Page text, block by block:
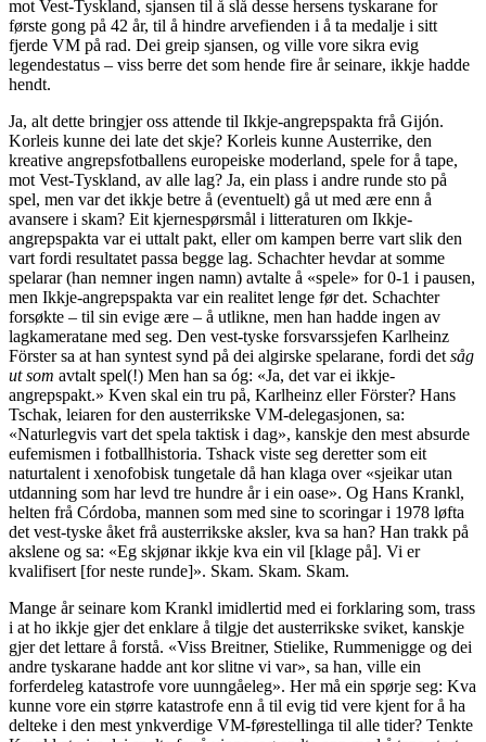
mot Vest-Tyskland, sjansen til å slå desse hersens tyskarane for
første gong på 42 år, til å hindre arvefienden i å ta medalje i sitt
fjerde VM på rad. Dei greip sjansen, og ville vore sikra evig
legendestatus – viss berre det som hende fire år seinare, ikkje hadde
hendt.
Ja, alt dette bringjer oss attende til Ikkje-angrepspakta frå Gijón.
Korleis kunne dei late det skje? Korleis kunne Austerrike, den
kreative angrepsfotballens europeiske moderland, spele for å tape,
mot Vest-Tyskland, av alle lag? Ja, ein plass i andre runde sto på
spel, men var det ikkje betre å (eventuelt) gå ut med ære enn å
avansere i skam? Eit kjernespørsmål i litteraturen om Ikkje-
angrepspakta var ei uttalt pakt, eller om kampen berre vart slik den
vart fordi resultatet passa begge lag. Schachter hevdar at somme
spelarar (han nemner ingen namn) avtalte å «spele» for 0-1 i pausen,
men Ikkje-angrepspakta var ein realitet lenge før det. Schachter
forsøkte – til sin evige ære – å utlikne, men han hadde ingen av
lagkameratane med seg. Den vest-tyske forsvarssjefen Karlheinz
Förster sa at han syntest synd på dei algirske spelarane, fordi det såg
ut som avtalt spel(!) Men han sa óg: «Ja, det var ei ikkje-
angrepspakt.» Kven skal ein tru på, Karlheinz eller Förster? Hans
Tschak, leiaren for den austerrikske VM-delegasjonen, sa:
«Naturlegvis vart det spela taktisk i dag», kanskje den mest absurde
eufemismen i fotballhistoria. Tshack viste seg deretter som eit
naturtalent i xenofobisk tungetale då han klaga over «sjeikar utan
utdanning som har levd tre hundre år i ein oase». Og Hans Krankl,
helten frå Córdoba, mannen som med sine to scoringar i 1978 løfta
det vest-tyske åket frå austerrikske aksler, kva sa han? Han trakk på
akslene og sa: «Eg skjønar ikkje kva ein vil [klage på]. Vi er
kvalifisert [for neste runde]». Skam. Skam. Skam.
Mange år seinare kom Krankl imidlertid med ei forklaring som, trass
i at ho ikkje gjer det enklare å tilgje det austerrikske sviket, kanskje
gjer det lettare å forstå. «Viss Breitner, Stielike, Rummenigge og dei
andre tyskarane hadde ant kor slitne vi var», sa han, ville ein
forferdeleg katastrofe vore uunngåeleg». Her må ein spørje seg: Kva
kunne vore ein større katastrofe enn å til evig tid vere kjent for å ha
delteke i den mest ynkverdige VM-førestellinga til alle tider? Tenkte